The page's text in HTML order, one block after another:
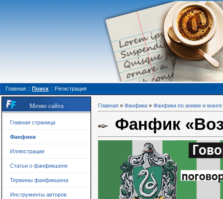
Главная :: Поиск :: Регистрация
Меню сайта
Главная страница
Фанфики
Иллюстрации
Статьи о фанфикшене
Термины фанфикшена
Инструменты авторов
Главная » Фанфики » Фанфики по аниме и манге
Фанфик